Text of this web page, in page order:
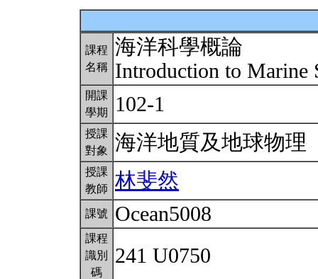
課程
名稱
海洋科學概論
Introduction to Marine
開課
學期
102-1
授課
對象
海洋地質及地球物理
授課
教師
林斐然
課號 Ocean5008
課程
識別
碼
241 U0750